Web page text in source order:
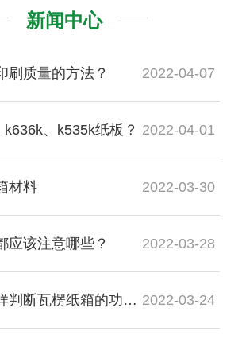
新闻中心
刷质量的方法？ 2022-04-07
、k535k纸板？ 2022-04-01
材料 2022-03-30
应该注意哪些？ 2022-03-28
定制纸箱，怎样判断瓦楞纸箱的功能质量是否合格？ 2022-03-24